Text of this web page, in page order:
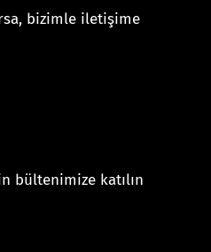
bizimle iletişime
bültenimize katılın